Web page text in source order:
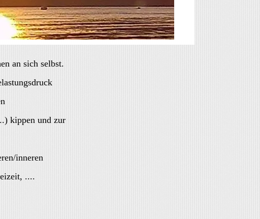
an sich selbst.
kippen und zur
inneren
....